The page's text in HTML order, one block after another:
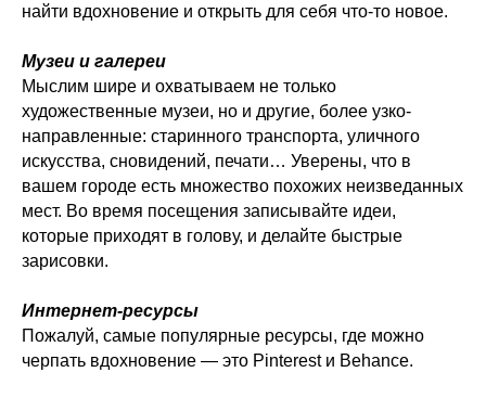
найти вдохновение и открыть для себя что-то новое.
Музеи и галереи
Мыслим шире и охватываем не только
художественные музеи, но и другие, более узко-
направленные: старинного транспорта, уличного
искусства, сновидений, печати… Уверены, что в
вашем городе есть множество похожих неизведанных
мест. Во время посещения записывайте идеи,
которые приходят в голову, и делайте быстрые
зарисовки.
Интернет-ресурсы
Пожалуй, самые популярные ресурсы, где можно
черпать вдохновение — это Pinterest и Behance.